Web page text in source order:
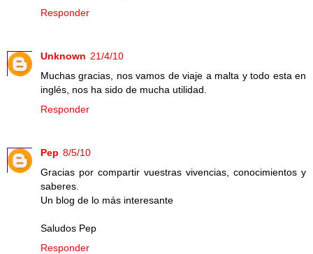
Responder
Unknown 21/4/10
Muchas gracias, nos vamos de viaje a malta y todo esta en
inglés, nos ha sido de mucha utilidad.
Responder
Pep 8/5/10
Gracias por compartir vuestras vivencias, conocimientos y
saberes.
Un blog de lo más interesante
Saludos Pep
Responder